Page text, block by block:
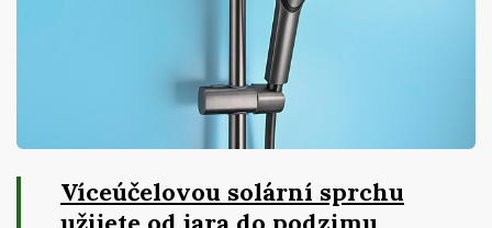
Víceúčelovou solární sprchu